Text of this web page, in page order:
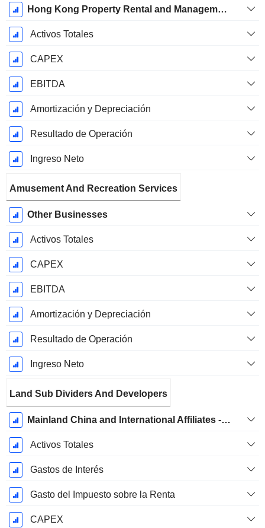
Hong Kong Property Rental and Management Businesses
Activos Totales
CAPEX
EBITDA
Amortización y Depreciación
Resultado de Operación
Ingreso Neto
Amusement And Recreation Services
Other Businesses
Activos Totales
CAPEX
EBITDA
Amortización y Depreciación
Resultado de Operación
Ingreso Neto
Land Sub Dividers And Developers
Mainland China and International Affiliates - Mainland China Property Development
Activos Totales
Gastos de Interés
Gasto del Impuesto sobre la Renta
CAPEX